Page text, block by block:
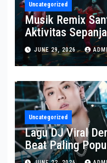
Uncategorized
Musik Remix
Aktivitas
JUNE 29, 2026
Uncategorized
Lagu DJ Viral
Beat Paling